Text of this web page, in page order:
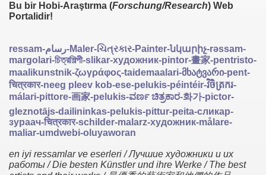
Bu bir Hobi-Araştırma (Forschung/Research) Web
Portalidir!
ressam-رسام-Maler-ચિત્રકાર-Painter-նկարիչ-rəssam-
margolari-চিত্রশিল্পী-slikar-художник-pintor-畫家-pentristo-
maalikunstnik-ζωγράφος-taidemaalari-მხატვარი-pent-
चित्रकार-neeg pleev kob-ese-pelukis-péintéir-វិចិត្រករ-
málari-pittore-画家-pelukis-ವರ್ಣ ಚಿತ್ರಕಾರ-화가-pictor-
gleznotājs-dailininkas-pelukis-pittur-peita-сликар-
зураач-चित्रकार-schilder-malarz-художник-målare-
maliar-umdwebi-oluyaworan
en iyi ressamlar ve eserleri / Лучшие художники и их
работы / Die besten Künstler und ihre Werke / The best